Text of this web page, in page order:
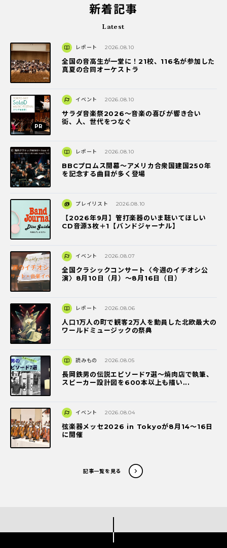
新着記事
Latest
レポート 2026.08.10
全国の音高生が一堂に！21校、116名が参加した
真夏の合同オーケストラ
イベント 2026.08.10
サラダ音楽祭2026～音楽の喜びが響き合い
街、人、世代をつなぐ
レポート 2026.08.10
BBCプロムス開幕～アメリカ合衆国建国250年
を記念する曲目が多く登場
プレイリスト 2026.08.10
【2026年9月】管打楽器のいま聴いてほしい
CD音源3枚＋1【バンドジャーナル】
イベント 2026.08.07
全国クラシックコンサート〈今週のイチオシ公
演〉8月10日（月）～8月16日（日）
レポート 2026.08.06
人口1万人の町で観客2万人を動員した北欧最大の
ワールドミュージックの祭典
読みもの 2026.08.05
長岡鉄男の伝説エピソード7選〜焼肉店で執筆、
スピーカー設計図を600本以上も描い...
イベント 2026.08.04
弦楽器メッセ2026 in Tokyoが8月14～16日
に開催
記事一覧を見る